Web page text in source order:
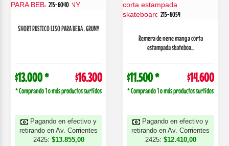
215-6040
SHORT RUSTICO LISO PARA BEBA . GRUNY
$13.000 * $16.300
* Comprando 1 o más productos surtidos
Pagando en efectivo y
retirando en Av. Corrientes
2425: $13.855,00
215-6054
Remera de nene manga corta
estampada skateboa...
$11.500 * $14.600
* Comprando 1 o más productos surtidos
Pagando en efectivo y
retirando en Av. Corrientes
2425: $12.410,00